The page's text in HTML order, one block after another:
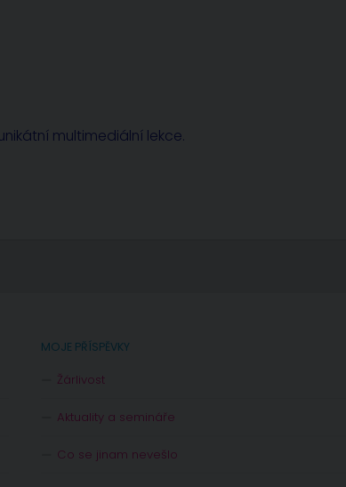
multimediální lekce.
MOJE PŘÍSPĚVKY
Žárlivost
Aktuality a semináře
Co se jinam nevešlo